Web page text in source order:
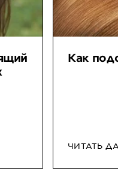
Как
ЧИТАТЬ